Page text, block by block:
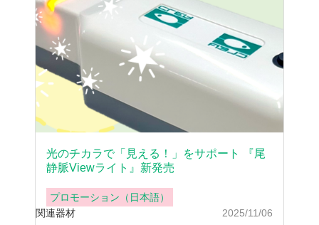
2025/11/06
光のチカラで「見える！」をサポート 『尾
静脈Viewライト』新発売
プロモーション（日本語）
関連器材